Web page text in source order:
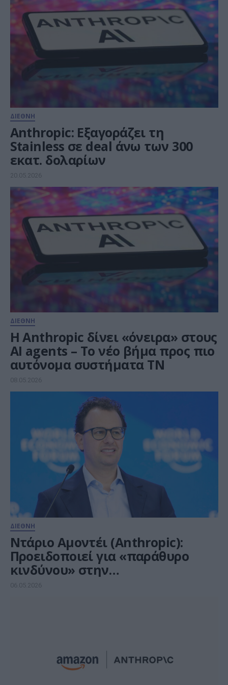
ΔΙΕΘΝΗ
Anthropic: Εξαγοράζει τη
Stainless σε deal άνω των 300
εκατ. δολαρίων
20.05.2026
ΔΙΕΘΝΗ
Η Anthropic δίνει «όνειρα» στους
AI agents – Το νέο βήμα προς πιο
αυτόνομα συστήματα ΤΝ
08.05.2026
ΔΙΕΘΝΗ
Ντάριο Αμοντέι (Anthropic):
Προειδοποιεί για «παράθυρο
κινδύνου» στην
κυβερνοασφάλεια λόγω ΤΝ
06.05.2026